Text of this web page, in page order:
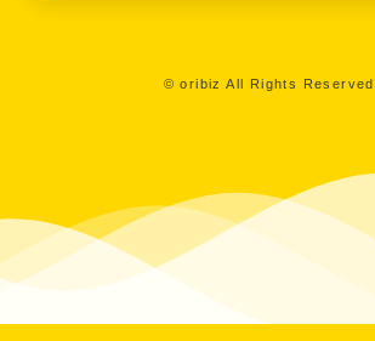
© oribiz All Rights Reserved.